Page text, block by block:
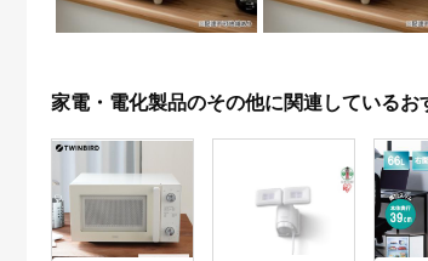
家電・電化製品のその他に関連しているお